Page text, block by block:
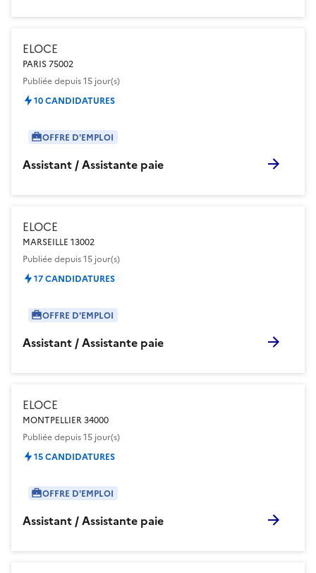
Assistant / Assistante paie
ELOCE
PARIS 75002
Publiéedepuis 15 jour(s)
10 CANDIDATURES
OFFRE D'EMPLOI
Assistant / Assistante paie
ELOCE
MARSEILLE 13002
Publiéedepuis 15 jour(s)
17 CANDIDATURES
OFFRE D'EMPLOI
Assistant / Assistante paie
ELOCE
MONTPELLIER 34000
Publiéedepuis 15 jour(s)
15 CANDIDATURES
OFFRE D'EMPLOI